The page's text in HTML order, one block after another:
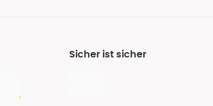
Sicher ist sicher